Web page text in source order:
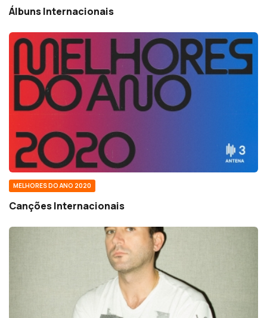
Álbuns Internacionais
MELHORES DO ANO 2020
Canções Internacionais